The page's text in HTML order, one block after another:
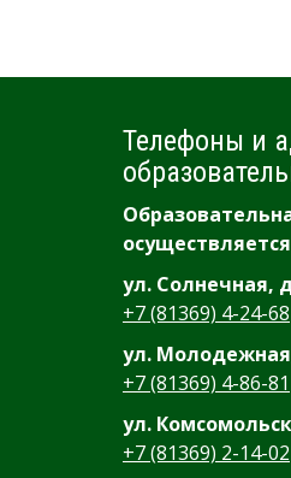
Телефоны и
ул. Солнечная,
+7 (81369) 4-24-68
ул.
+7 (81369) 4-86-81
ул.
+7 (81369) 2-14-02